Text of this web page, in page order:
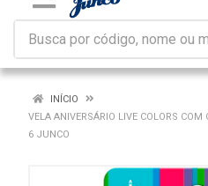
INÍCIO
VELA ANIVERSÁRIO LIVE COLORS COM
6 JUNCO